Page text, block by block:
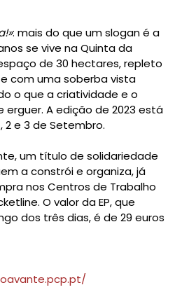
: mais do que um slogan é a
se vive na Quinta da
de 30 hectares, repleto
com uma soberba vista
o que a criatividade e o
A edição de 2023 está
2 e 3 de Setembro.
um título de solidariedade
a constrói e organiza, já
nos Centros de Trabalho
O valor da EP, que
dos três dias, é de 29 euros